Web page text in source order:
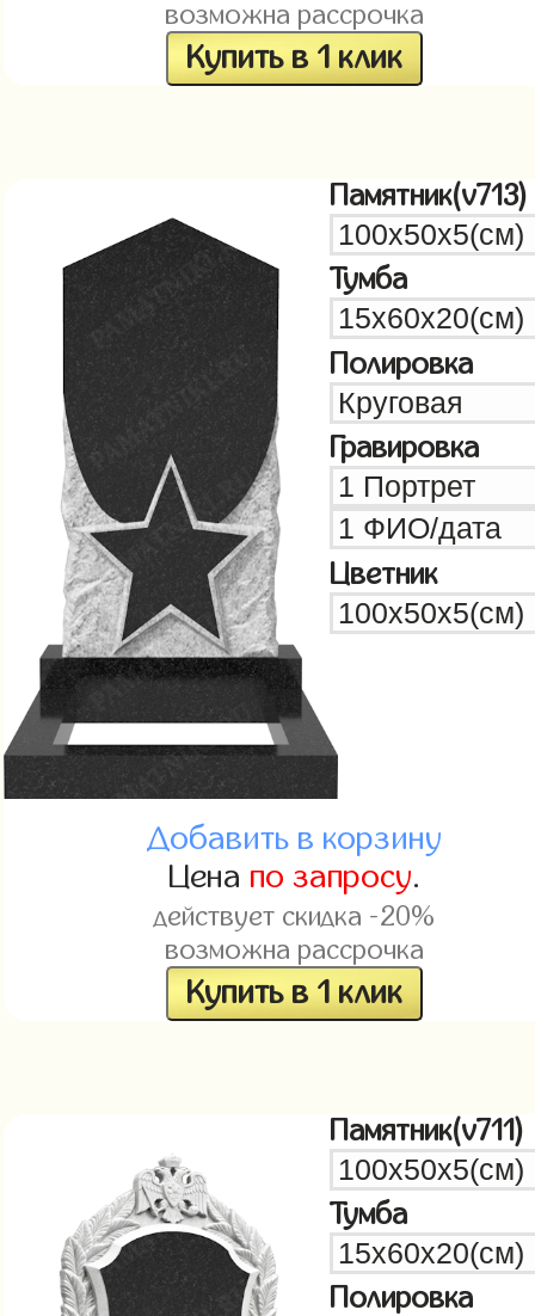
возможна рассрочка
Купить в 1 клик
Памятник(v713)
Тумба
Полировка
Гравировка
Цветник
Добавить в корзину
Цена по запросу.
действует скидка -20%
возможна рассрочка
Купить в 1 клик
Памятник(v711)
Тумба
Полировка